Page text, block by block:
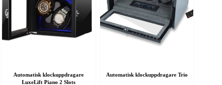
Automatisk klockuppdragare
LuxeLift Piano 2 Slots
Automatisk klockuppdragare Trio